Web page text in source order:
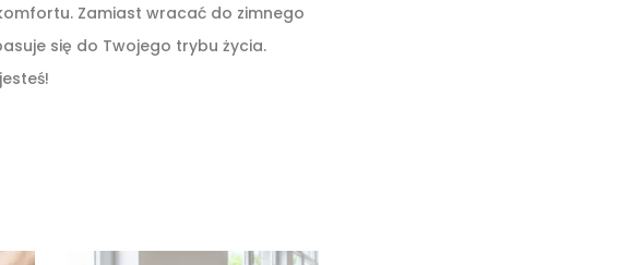
Zamiast wracać do zimnego
się do Twojego trybu życia.